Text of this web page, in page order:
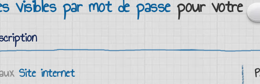
visibles par mot de passepour votre
Site internet